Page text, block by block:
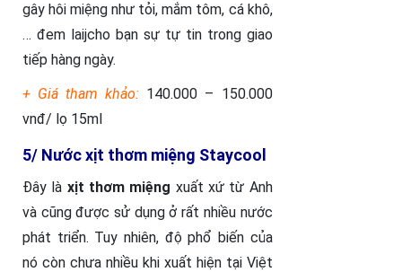
gây hôi miệng như tỏi, mắm tôm, cá khô,
… đem laijcho bạn sự tự tin trong giao
tiếp hàng ngày.
+ Giá tham khảo: 140.000 – 150.000
vnđ/ lọ 15ml
5/ Nước xịt thơm miệng Staycool
Đây là xịt thơm miệng xuất xứ từ Anh
và cũng được sử dụng ở rất nhiều nước
phát triển. Tuy nhiên, độ phổ biến của
nó còn chưa nhiều khi xuất hiện tại Việt